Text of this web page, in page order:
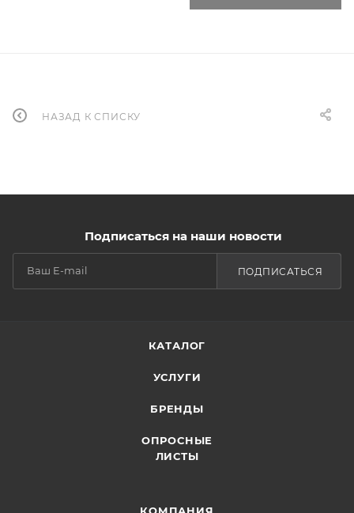
НАЗАД К СПИСКУ
Подписаться на наши новости
ПОДПИСАТЬСЯ
КАТАЛОГ
УСЛУГИ
БРЕНДЫ
ОПРОСНЫЕ
ЛИСТЫ